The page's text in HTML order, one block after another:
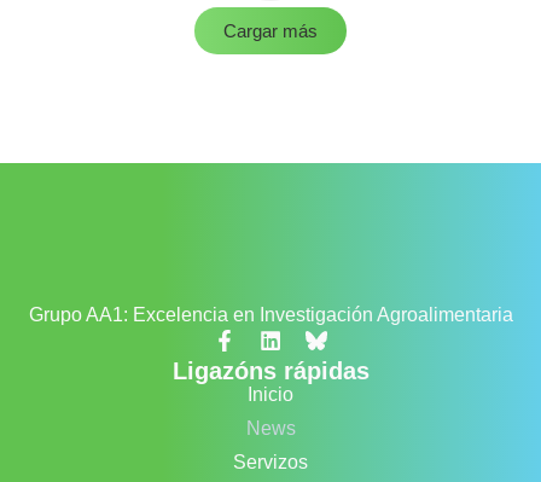
Cargar más
Grupo AA1: Excelencia en Investigación Agroalimentaria
Ligazóns rápidas
Inicio
News
Servizos